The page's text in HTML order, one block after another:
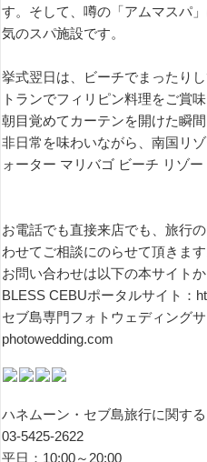
す。そして、噂の「アムマスパ
気のスパ施設です。
挙式翌日は、ビーチでまったり
トランでフィリピン料理をご賞味
朝目覚めてカーテンを開けた瞬
非日常を味わいながら、南国リ
ォーター マリバゴ ビーチ リゾー
お電話でも直接来店でも、旅行
わせてご相談にのらせて頂きます
お問い合わせは以下の本サイトか
BLESS CEBUポータルサイト：
セブ島専門フォトウェディング
photowedding.com
ハネムーン・セブ島旅行に関す
03-5425-2622
平日：10:00～20:00